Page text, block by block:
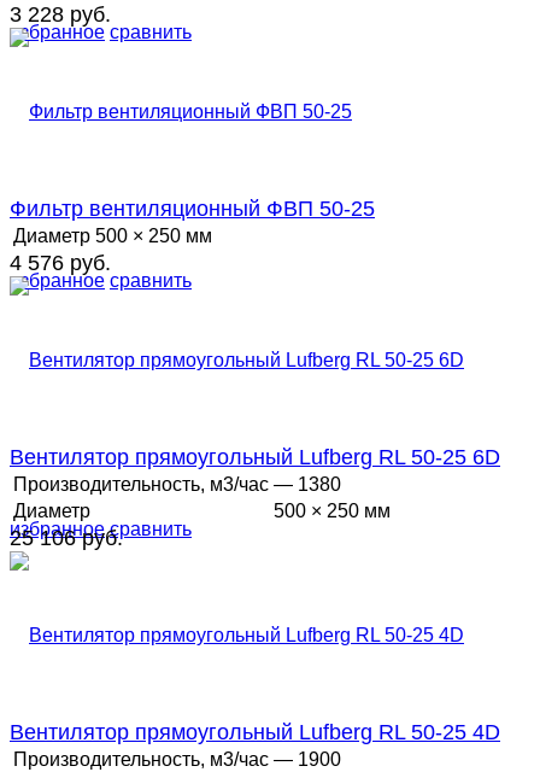
избранное сравнить
3 228 руб.
избранное сравнить
Фильтр вентиляционный ФВП 50-25
Диаметр 500 × 250 мм
4 576 руб.
избранное сравнить
Вентилятор прямоугольный Lufberg RL 50-25 6D
Производительность, м3/час — 1380
Диаметр
500 × 250 мм
25 106 руб.
Вентилятор прямоугольный Lufberg RL 50-25 4D
Производительность, м3/час — 1900